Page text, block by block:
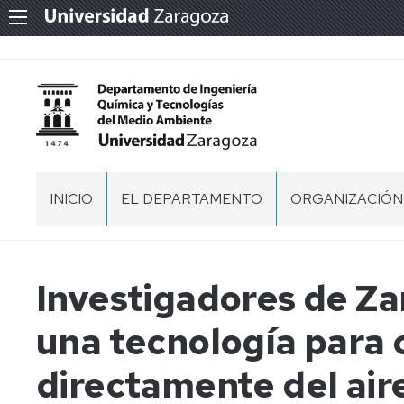
INICIO EL DEPARTAMENTO
MEMORIA
IQTMA
ORGANIZACIÓN
EQUIPO
DIRECCIÓN
CONSEJO
Investigadores de
una tecnología para
directamente del